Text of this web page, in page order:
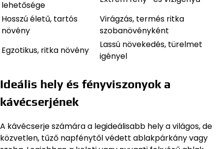
lehetősége
Hosszú életű, tartós
növény
Virágzás, termés ritka
szobanövényként
Egzotikus, ritka növény
Lassú növekedés, türelmet
igényel
Ideális hely és fényviszonyok a
kávécserjének
A kávécserje számára a legideálisabb hely a világos, de
közvetlen, tűző napfénytől védett ablakpárkány vagy